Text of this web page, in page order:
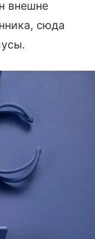
внешне
сюда